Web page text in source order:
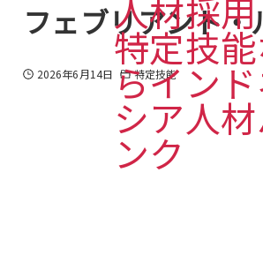
フェブリアント・
2026年6月14日 特定技能